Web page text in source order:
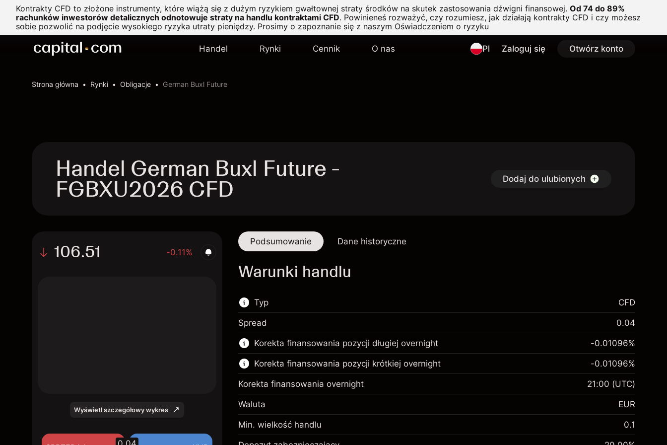
Kontrakty CFD to złożone instrumenty, które wiążą się z dużym ryzykiem gwałtownej straty środków na skutek zastosowania dźwigni finansowej. Od 74 do 89%
rachunków inwestorów detalicznych odnotowuje straty na handlu kontraktami CFD. Powinieneś rozważyć, czy rozumiesz, jak działają kontrakty CFD i czy możesz
sobie pozwolić na podjęcie wysokiego ryzyka utraty pieniędzy. Prosimy o zapoznanie się z naszym Oświadczeniem o ryzyku
Handel Rynki Cennik O nas Pl Zaloguj się Otwórz konto
Strona główna Rynki Obligacje German Buxl Future
Handel German Buxl Future -
FGBXU2026 CFD Dodaj do ulubionych
106.51 -0.11%
Wyświetl szczegółowy wykres
Podsumowanie Dane historyczne
Warunki handlu
Typ
Ten rynek finansowy jest dostępny do handlu
CFD.
Więcej informacji:
Kontrakty CFD
CFD
Spread 0.04
Korekta finansowania pozycji długiej overnight
Depozyt zabezpieczający.
Twoja inwestycja
€1,000.00
-0.01096%
Korekta finansowania pozycji krótkiej overnight -0.01096%
Korekta finansowania overnight 21:00 (UTC)
Waluta EUR
Min. wielkość handlu 0.1